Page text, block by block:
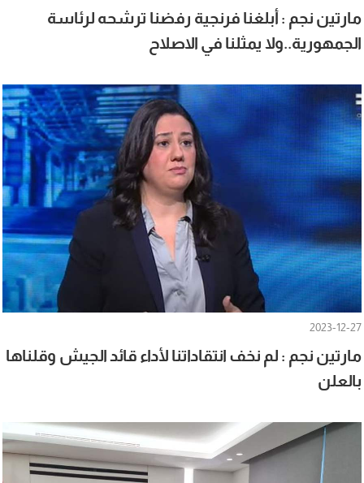
مارتين نجم : أبلغنا فرنجية رفضنا ترشحه لرئاسة
الجمهورية..ولا يمثلنا في الاصلاح
2023-12-27
مارتين نجم : لم نخف انتقاداتنا لأداء قائد الجيش وقلناها
بالعلن